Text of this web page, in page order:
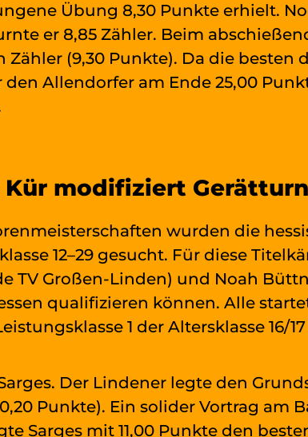
Übung 8,30 Punkte erhielt.
er 8,85 Zähler. Beim
(9,30 Punkte). Da die besten
Allendorfer am Ende 25,00
Kür modifiziert
wurden die
12–29 gesucht. Für diese
TV Großen-Linden) und Noah
qualifizieren können. Alle
1 der Altersklasse 16/17
Der Lindener legte den
Punkte). Ein solider Vortrag am
Sarges mit 11,00 Punkte den